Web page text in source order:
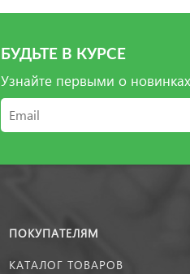
БУДЬТЕ В КУРСЕ
Узнайте первыми о
ПОКУПАТЕЛЯМ
КАТАЛОГ ТОВАРОВ